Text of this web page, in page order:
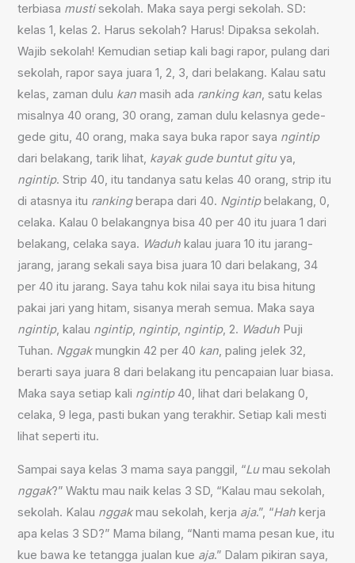
terbiasa mustisekolah. Maka saya pergi sekolah. SD:
kelas 1, kelas 2. Harus sekolah? Harus! Dipaksa sekolah.
Wajib sekolah! Kemudian setiap kali bagi rapor, pulang dari
sekolah, rapor saya juara 1, 2, 3, dari belakang. Kalau satu
kelas, zaman dulu kanmasih ada ranking kan, satu kelas
misalnya 40 orang, 30 orang, zaman dulu kelasnya gede-
gede gitu, 40 orang, maka saya buka rapor saya ngintip
dari belakang, tarik lihat, kayak gude buntut gituya,
ngintip. Strip 40, itu tandanya satu kelas 40 orang, strip itu
di atasnya itu rankingberapa dari 40. Ngintipbelakang, 0,
celaka. Kalau 0 belakangnya bisa 40 per 40 itu juara 1 dari
belakang, celaka saya. Waduhkalau juara 10 itu jarang-
jarang, jarang sekali saya bisa juara 10 dari belakang, 34
per 40 itu jarang. Saya tahu kok nilai saya itu bisa hitung
pakai jari yang hitam, sisanya merah semua. Maka saya
ngintip, kalau ngintip, ngintip, ngintip, 2. Waduh Puji
Tuhan. Nggakmungkin 42 per 40 kan, paling jelek 32,
berarti saya juara 8 dari belakang itu pencapaian luar biasa.
Maka saya setiap kali ngintip40, lihat dari belakang 0,
celaka, 9 lega, pasti bukan yang terakhir. Setiap kali mesti
lihat seperti itu.
Sampai saya kelas 3 mama saya panggil, “Lumau sekolah
nggak?” Waktu mau naik kelas 3 SD, “Kalau mau sekolah,
sekolah. Kalau nggakmau sekolah, kerja aja.”, “Hah kerja
apa kelas 3 SD?” Mama bilang, “Nanti mama pesan kue, itu
kue bawa ke tetangga jualan kue aja.” Dalam pikiran saya,